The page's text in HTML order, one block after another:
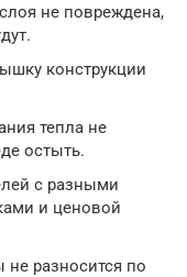
не повреждена,
конструкции
тепла не
остыть.
с разными
и ценовой
не разносится по